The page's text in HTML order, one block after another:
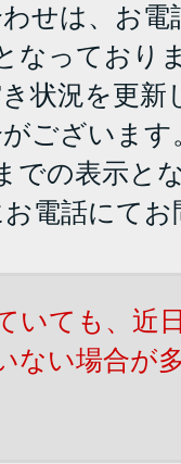
せは、お
なっており
状況を更
ございます
での表示と
電話にて
いても、近
ない場合が